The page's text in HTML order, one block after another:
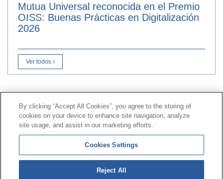
Mutua Universal reconocida en el Premio
OISS: Buenas Prácticas en Digitalización
2026
Ver todos
Línea Universal 900 203 203|Zona Privada Comisión de
Prestaciones Especiales
|Zona Privada Proveedor
Sanitario
© Mutua Universal 2026 | Mapa del sitio | Aviso legal
Política de Protección de Datos
By clicking “Accept All Cookies”, you agree to the storing of
cookies on your device to enhance site navigation, analyze
site usage, and assist in our marketing efforts.
Cookies Settings
Reject All